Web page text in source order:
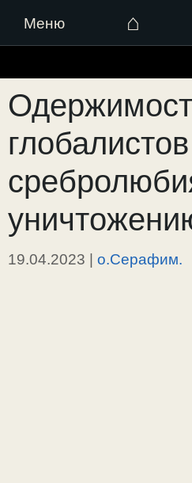
Меню ⌂
к
содержимому
19.04.2023 | о.Серафим.